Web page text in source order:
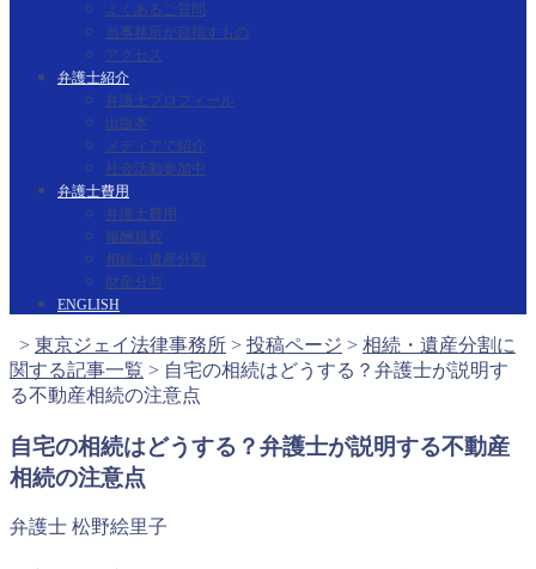
よくあるご質問
当事務所が目指すもの
アクセス
弁護士紹介
弁護士プロフィール
出版本
メディアで紹介
社会活動参加中
弁護士費用
弁護士費用
報酬規程
相続・遺産分割
財産分与
ENGLISH
> 東京ジェイ法律事務所 > 投稿ページ > 相続・遺産分割に
関する記事一覧 > 自宅の相続はどうする？弁護士が説明す
る不動産相続の注意点
自宅の相続はどうする？弁護士が説明する不動産
相続の注意点
弁護士 松野絵里子